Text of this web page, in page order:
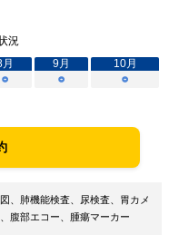
況
月 9月 10月
○
○ ○
、肺機能検査、尿検査、胃カメ
腹部エコー、腫瘍マーカー